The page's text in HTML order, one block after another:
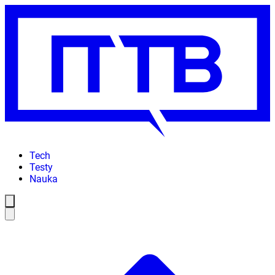
Tech
Testy
Nauka